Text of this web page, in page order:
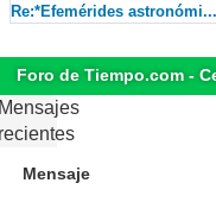
Re:*Efemérides astronómi...
Foro de Tiempo.com -
Mensaje